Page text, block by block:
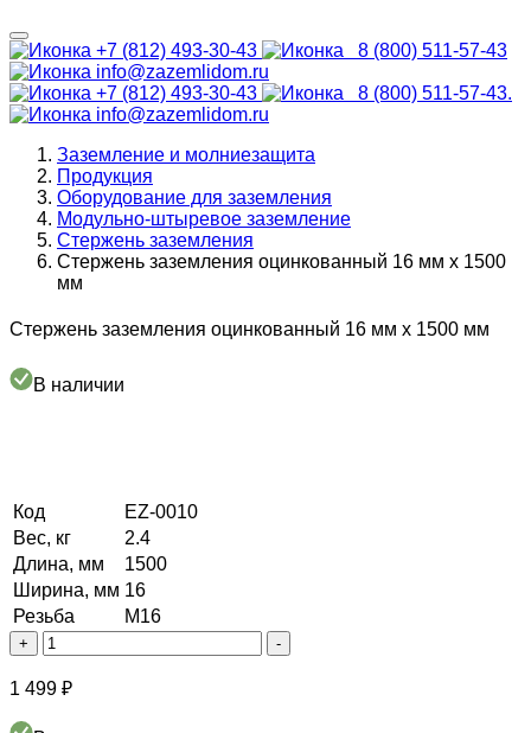
+7 (812) 493-30-43
8 (800) 511-57-43
info@zazemlidom.ru
+7 (812) 493-30-43
8 (800) 511-57-43.
info@zazemlidom.ru
Заземление и молниезащита
Продукция
Оборудование для заземления
Модульно-штыревое заземление
Стержень заземления
Стержень заземления оцинкованный 16 мм х 1500
мм
Стержень заземления оцинкованный 16 мм х 1500 мм
В наличии
Код
EZ-0010
Вес, кг
2.4
Длина, мм
1500
Ширина, мм 16
Резьба
М16
+
Количество
товара
Стержень
-
1 499 ₽